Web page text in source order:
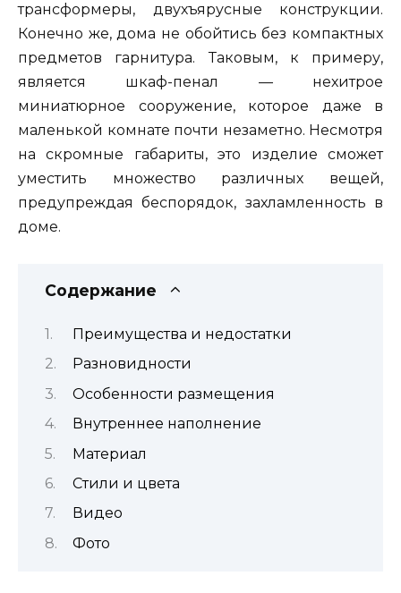
трансформеры, двухъярусные конструкции.
Конечно же, дома не обойтись без компактных
предметов гарнитура. Таковым, к примеру,
является шкаф-пенал — нехитрое
миниатюрное сооружение, которое даже в
маленькой комнате почти незаметно. Несмотря
на скромные габариты, это изделие сможет
уместить множество различных вещей,
предупреждая беспорядок, захламленность в
доме.
Содержание
Преимущества и недостатки
Разновидности
Особенности размещения
Внутреннее наполнение
Материал
Стили и цвета
Видео
Фото